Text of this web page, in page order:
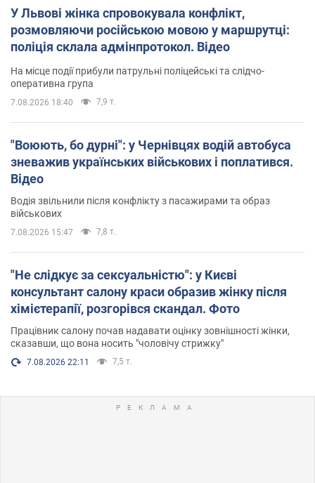
У Львові жінка спровокувала конфлікт,
розмовляючи російською мовою у маршрутці:
поліція склала адмінпротокол. Відео
На місце події прибули патрульні поліцейські та слідчо-
оперативна група
7.08.2026 18:40 7,9 т.
"Воюють, бо дурні": у Чернівцях водій автобуса
зневажив українських військових і поплатився.
Відео
Водія звільнили після конфлікту з пасажирами та образ
військових
7.08.2026 15:47 7,8 т.
"Не слідкує за сексуальністю": у Києві
консультант салону краси образив жінку після
хімієтерапії, розгорівся скандал. Фото
Працівник салону почав надавати оцінку зовнішності жінки,
сказавши, що вона носить "чоловічу стрижку"
7.08.2026 22:11 7,5 т.